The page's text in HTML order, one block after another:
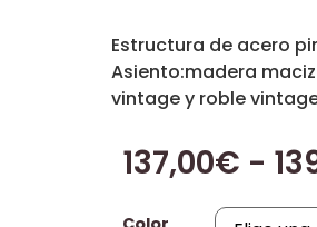
Estructura de acero
Asiento:madera
vintage y roble
137,00€ -